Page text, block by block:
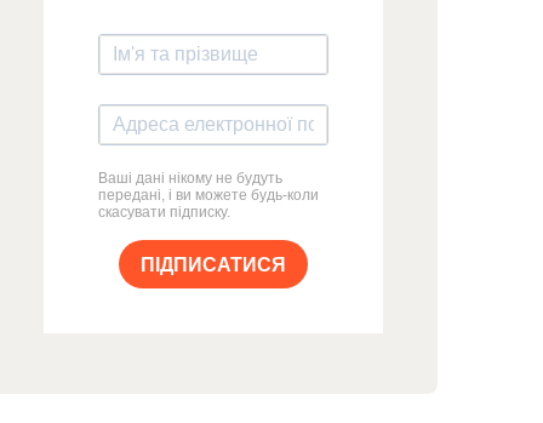
Ваші дані нікому не будуть
передані, і ви можете будь-коли
скасувати підписку.
ПІДПИСАТИСЯ